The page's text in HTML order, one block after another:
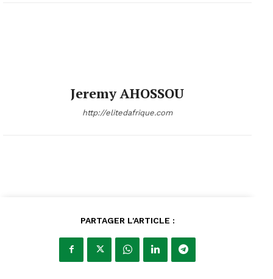
Jeremy AHOSSOU
http://elitedafrique.com
PARTAGER L'ARTICLE :